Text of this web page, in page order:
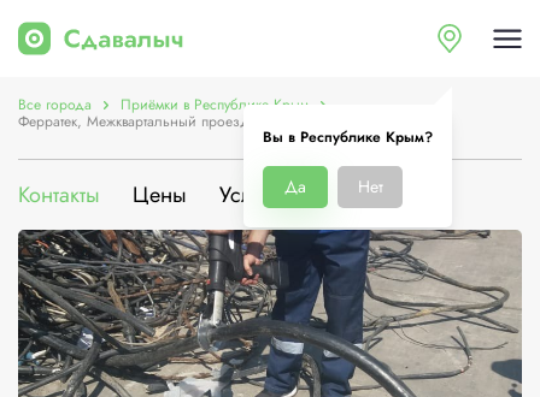
Вы в Республике Крым?
Да Нет
Все города Приёмки в Республике Крым
Ферратек, Межквартальный проезд, 6
Контакты Цены Услуги О компании